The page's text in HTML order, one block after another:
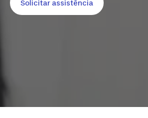
Solicitar assistência